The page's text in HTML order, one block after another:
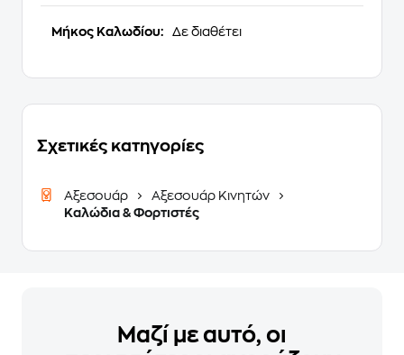
Μήκος Καλωδίου: Δε διαθέτει
Σχετικές κατηγορίες
Αξεσουάρ
Αξεσουάρ Κινητών
Καλώδια & Φορτιστές
Μαζί με αυτό, οι